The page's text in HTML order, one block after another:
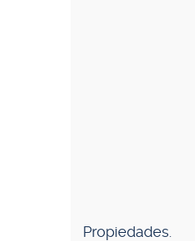
Propiedades.